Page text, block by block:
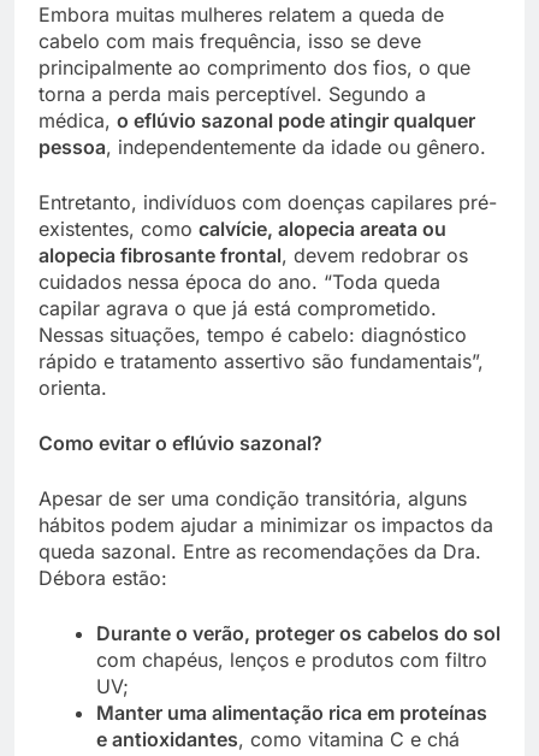
Embora muitas mulheres relatem a queda de
cabelo com mais frequência, isso se deve
principalmente ao comprimento dos fios, o que
torna a perda mais perceptível. Segundo a
médica, o eflúvio sazonal pode atingir qualquer
pessoa, independentemente da idade ou gênero.
Entretanto, indivíduos com doenças capilares pré-
existentes, como calvície, alopecia areata ou
alopecia fibrosante frontal, devem redobrar os
cuidados nessa época do ano. “Toda queda
capilar agrava o que já está comprometido.
Nessas situações, tempo é cabelo: diagnóstico
rápido e tratamento assertivo são fundamentais”,
orienta.
Como evitar o eflúvio sazonal?
Apesar de ser uma condição transitória, alguns
hábitos podem ajudar a minimizar os impactos da
queda sazonal. Entre as recomendações da Dra.
Débora estão:
Durante o verão, proteger os cabelos do sol
com chapéus, lenços e produtos com filtro
UV;
Manter uma alimentação rica em proteínas
e antioxidantes, como vitamina C e chá